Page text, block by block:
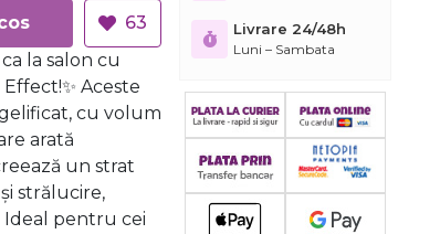
in cos
63
la salon cu
Aceste
cu volum
arată
un strat
strălucire,
pentru cei
Livrare 24/48h
Luni – Sambata